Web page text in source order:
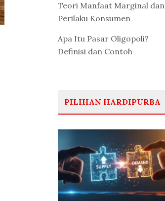
Teori Manfaat Marginal dan
Perilaku Konsumen
Apa Itu Pasar Oligopoli?
Definisi dan Contoh
PILIHAN HARDIPURBA